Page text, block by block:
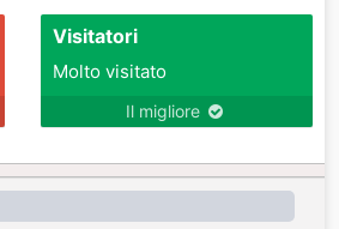
Visitatori
Molto visitato
Il migliore